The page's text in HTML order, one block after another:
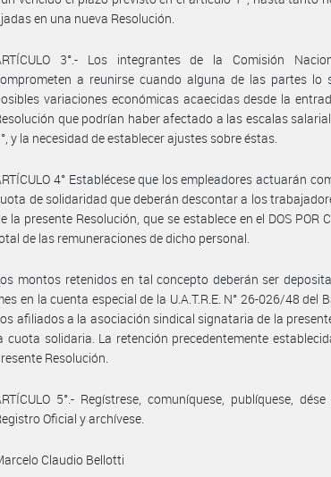
en una nueva Resolución.
3°.- Los integrantes de la Comisión
a reunirse cuando alguna de las partes lo
variaciones económicas acaecidas desde la
que podrían haber afectado a las escalas
y la necesidad de establecer ajustes sobre éstas.
4° Establécese que los empleadores actuarán
de solidaridad que deberán descontar a los
la presente Resolución, que se establece en el DOS POR
de las remuneraciones de dicho personal.
montos retenidos en tal concepto deberán ser
en la cuenta especial de la U.A.T.R.E. N° 26-026/48 del
afiliados a la asociación sindical signataria de la
cuota solidaria. La retención precedentemente
Resolución.
5°.- Regístrese, comuníquese, publíquese,
Oficial y archívese.
Claudio Bellotti